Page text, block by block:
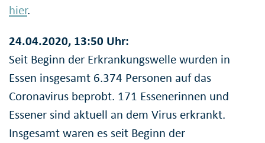
hier.
24.04.2020, 13:50 Uhr:
Seit Beginn der Erkrankungswelle wurden in
Essen insgesamt 6.374 Personen auf das
Coronavirus beprobt. 171 Essenerinnen und
Essener sind aktuell an dem Virus erkrankt.
Insgesamt waren es seit Beginn der